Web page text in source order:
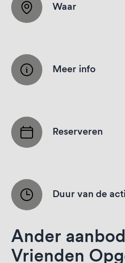
Waar
Meer info
Reserveren
Duur van de
Ander
Vrienden